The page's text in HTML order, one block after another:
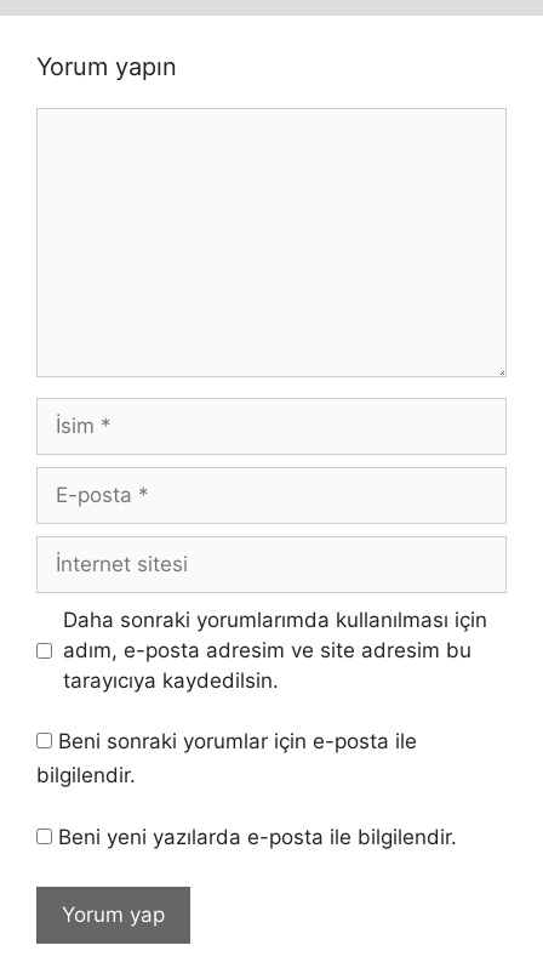
Yorum yapın
İsim
posta
İnternet
sitesi
Daha sonraki yorumlarımda kullanılması için
adım, e-posta adresim ve site adresim bu
tarayıcıya kaydedilsin.
Beni sonraki yorumlar için e-posta ile
bilgilendir.
Beni yeni yazılarda e-posta ile bilgilendir.